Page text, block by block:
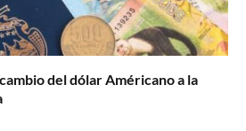
del dólar Américano a la